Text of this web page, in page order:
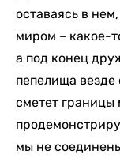
оставаясь в
миром – какое-
а под конец
пепелища везде
сметет
мы не